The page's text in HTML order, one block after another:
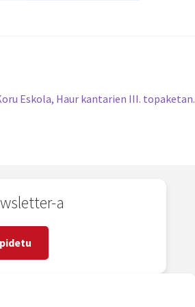
Eskola, Haur kantarien III. topaketan.
a